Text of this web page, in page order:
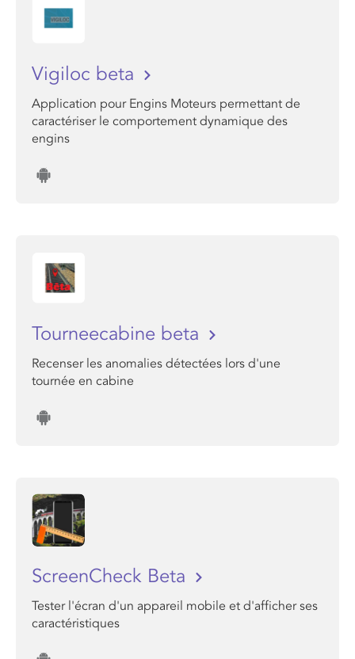
Vigiloc beta
Application pour Engins Moteurs permettant de
caractériser le comportement dynamique des
engins
Tourneecabine beta
Recenser les anomalies détectées lors d'une
tournée en cabine
ScreenCheck Beta
Tester l'écran d'un appareil mobile et d'afficher ses
caractéristiques